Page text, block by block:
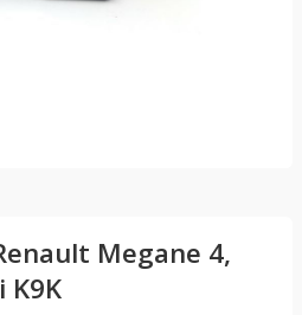
Megane 4,
K9K